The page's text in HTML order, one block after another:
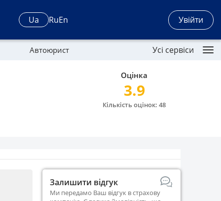
Ua RuEn Увійти
Автоюрист Усі сервіси
Оцінка
3.9
Кількість оцінок: 48
Залишити відгук
Ми передамо Ваш відгук в страхову